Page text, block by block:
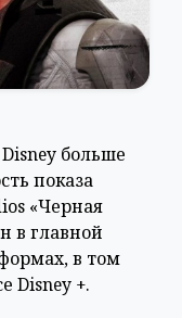
больше
показа
«Черная
в главной
в том
Disney +.